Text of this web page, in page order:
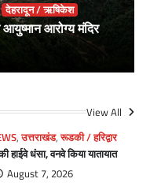
देहरादून / ऋषिकेश
आयुष्मान आरोग्य मंदिर
View All
,उत्तराखंड,रूडकी / हरिद्वार
हाईवे धंसा, वनवे किया यातायात
August 7, 2026